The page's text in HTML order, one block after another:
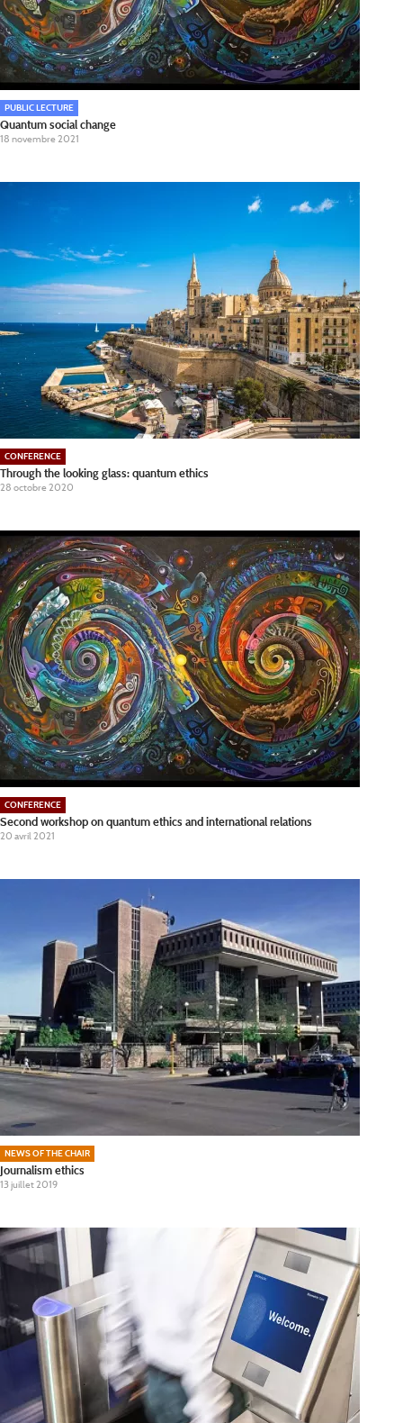
PUBLIC LECTURE
Quantum social change
18 novembre 2021
CONFERENCE
Through the looking glass: quantum ethics
28 octobre 2020
CONFERENCE
Second workshop on quantum ethics and international relations
20 avril 2021
NEWS OF THE CHAIR
Journalism ethics
13 juillet 2019